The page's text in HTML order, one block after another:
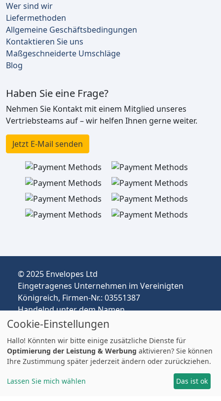
Wer sind wir
Liefermethoden
Allgemeine Geschäftsbedingungen
Kontaktieren Sie uns
Maßgeschneiderte Umschläge
Blog
Haben Sie eine Frage?
Nehmen Sie Kontakt mit einem Mitglied unseres
Vertriebsteams auf – wir helfen Ihnen gerne weiter.
Jetzt E-Mail senden
© 2025 Envelopes Ltd
Eingetragenes Unternehmen im Vereinigten
Königreich, Firmen-Nr.: 03551387
Handelnd unter dem Namen
envelopespackaging.de | Versand vom
Vereinigten Königreich nach Deutschland
Preise in EUR | Zölle & MwSt. können anfallen.
Impressum
Cookie-Einstellungen
Hallo! Könnten wir bitte einige zusätzliche Dienste für
Optimierung der Leistung & Werbung aktivieren? Sie können
Ihre Zustimmung später jederzeit ändern oder zurückziehen.
Lassen Sie mich wählen Das ist ok